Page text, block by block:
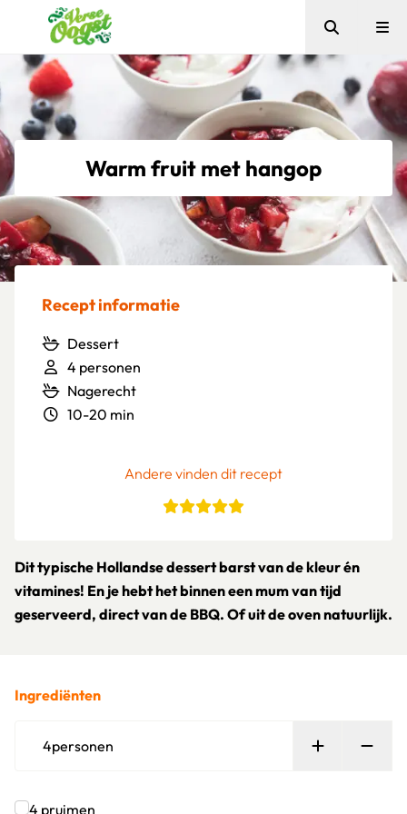
Verse Oogst
Zoeken
Warm fruit met hangop
Recept informatie
Dessert
4 personen
Nagerecht
10-20 min
Andere vinden dit recept
Dit typische Hollandse dessert barst van de kleur én
vitamines! En je hebt het binnen een mum van tijd
geserveerd, direct van de BBQ. Of uit de oven natuurlijk.
Ingrediënten
4personen Persoon
4 pruimen